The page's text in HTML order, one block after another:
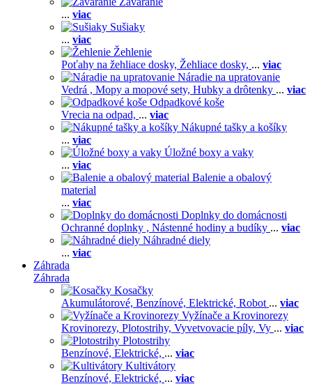
... viac
Sušiaky
... viac
Žehlenie
Poťahy na žehliace dosky, Žehliace dosky, ... viac
Náradie na upratovanie
Vedrá , Mopy a mopové sety, Hubky a drôtenky ... viac
Odpadkové koše
Vrecia na odpad, ... viac
Nákupné tašky a košíky
... viac
Úložné boxy a vaky
... viac
Balenie a obalový
material
... viac
Doplnky do domácnosti
Ochranné doplnky , Nástenné hodiny a budíky ... viac
Náhradné diely
... viac
Záhrada
Záhrada
Kosačky
Akumulátorové, Benzínové, Elektrické, Robot ... viac
Vyžínače a Krovinorezy
Krovinorezy, Plotostrihy, Vyvetvovacie píly, Vy ... viac
Plotostrihy
Benzínové, Elektrické, ... viac
Kultivátory
Benzínové, Elektrické, ... viac